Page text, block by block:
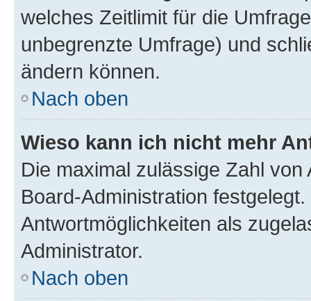
welches Zeitlimit für die
unbegrenzte Umfrage) und
ändern können.
Nach oben
Wieso kann ich nicht mehr
Die maximal zulässige Zahl
Board-Administration
Antwortmöglichkeiten als
Administrator.
Nach oben